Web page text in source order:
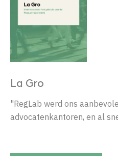
La Gro
"RegLab werd ons
advocatenkantoren, en al